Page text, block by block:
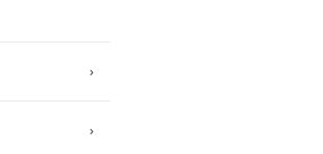
›
›